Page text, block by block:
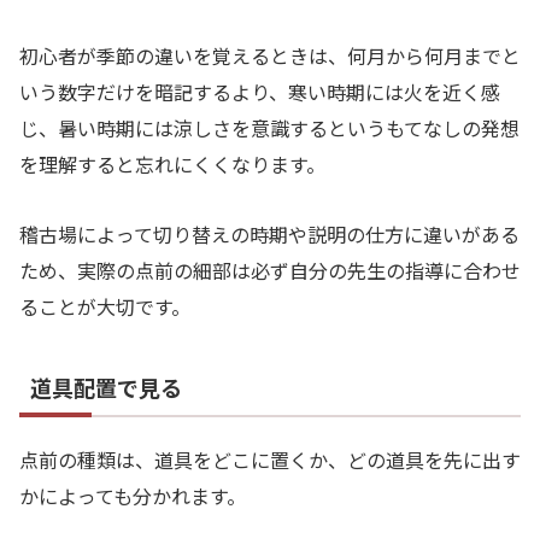
初心者が季節の違いを覚えるときは、何月から何月までと
いう数字だけを暗記するより、寒い時期には火を近く感
じ、暑い時期には涼しさを意識するというもてなしの発想
を理解すると忘れにくくなります。
稽古場によって切り替えの時期や説明の仕方に違いがある
ため、実際の点前の細部は必ず自分の先生の指導に合わせ
ることが大切です。
道具配置で見る
点前の種類は、道具をどこに置くか、どの道具を先に出す
かによっても分かれます。